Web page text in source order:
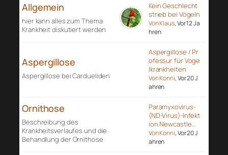
Allgemein
hier kann alles zum Thema
Krankheit diskutiert werden
Kein Geschlecht
strieb bei Vögeln
Von Klaus, Vor 12 Ja
hren
Aspergillose
Aspergillose bei Cardueliden
Aspergillose / Pr
ofessur für Voge
lkrankheiten
Von Konni, Vor 20 J
ahren
Ornithose
Beschreibung des
Krankheitsverlaufes und die
Behandlung der Ornithose
Paramyxovirus-
(ND-Virus)-Infekt
ion Newcastle…
Von Konni, Vor 20 J
ahren